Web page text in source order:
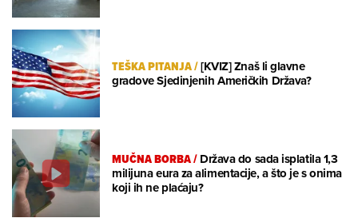
TEŠKA PITANJA/[KVIZ] Znaš li glavne
gradove Sjedinjenih Američkih Država?
MUČNA BORBA/Država do sada isplatila 1,3
milijuna eura za alimentacije, a što je s onima
koji ih ne plaćaju?